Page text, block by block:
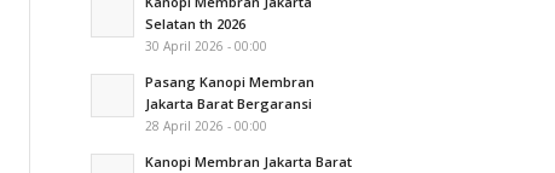
Selatan th 2026
30 April 2026 - 00:00
Pasang Kanopi Membran
Jakarta Barat Bergaransi
28 April 2026 - 00:00
Kanopi Membran Jakarta Barat